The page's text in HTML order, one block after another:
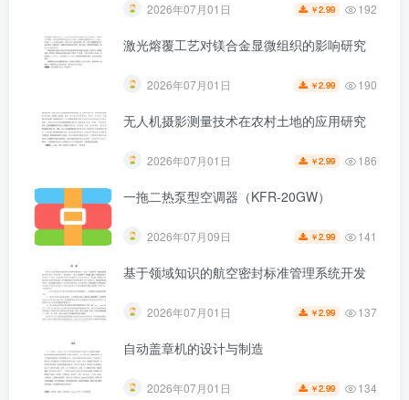
2026年07月01日 ￥2.99 192
激光熔覆工艺对镁合金显微组织的影响研究
2026年07月01日 ￥2.99 190
无人机摄影测量技术在农村土地的应用研究
2026年07月01日 ￥2.99 186
一拖二热泵型空调器（KFR-20GW）
2026年07月09日 ￥2.99 141
基于领域知识的航空密封标准管理系统开发
2026年07月01日 ￥2.99 137
自动盖章机的设计与制造
2026年07月01日 ￥2.99 134